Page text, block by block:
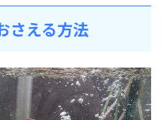
さえる方法